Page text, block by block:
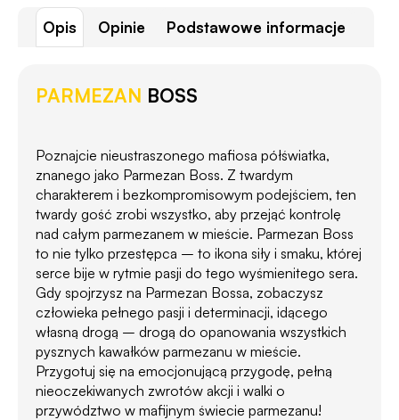
Opis Opinie Podstawowe informacje
PARMEZAN BOSS
Poznajcie nieustraszonego mafiosa półświatka,
znanego jako Parmezan Boss. Z twardym
charakterem i bezkompromisowym podejściem, ten
twardy gość zrobi wszystko, aby przejąć kontrolę
nad całym parmezanem w mieście. Parmezan Boss
to nie tylko przestępca – to ikona siły i smaku, której
serce bije w rytmie pasji do tego wyśmienitego sera.
Gdy spojrzysz na Parmezan Bossa, zobaczysz
człowieka pełnego pasji i determinacji, idącego
własną drogą – drogą do opanowania wszystkich
pysznych kawałków parmezanu w mieście.
Przygotuj się na emocjonującą przygodę, pełną
nieoczekiwanych zwrotów akcji i walki o
przywództwo w mafijnym świecie parmezanu!